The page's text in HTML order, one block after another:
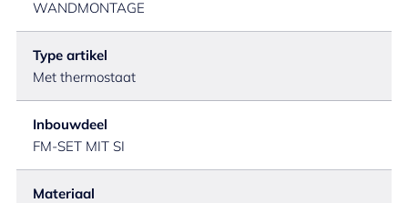
WANDMONTAGE
Type artikel
Met thermostaat
Inbouwdeel
FM-SET MIT SI
Materiaal